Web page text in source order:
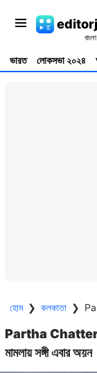
ভারত লোকসভা ২০২৪
হোম ❯ কলকাতা ❯
Partha Chatterjee :
মামলায় সঙ্গী এবার অয়ন